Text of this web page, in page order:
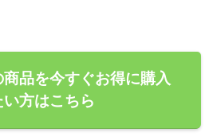
品を今すぐお得に購入
い方はこちら